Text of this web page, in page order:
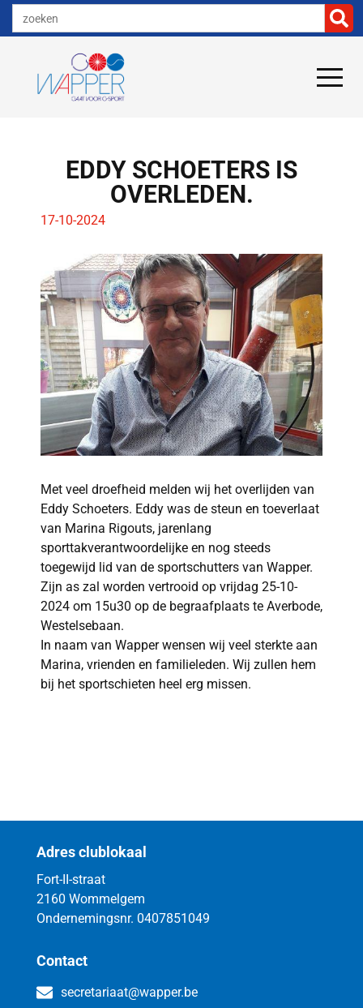
EDDY SCHOETERS IS
OVERLEDEN.
17-10-2024
Met veel droefheid melden wij het overlijden van
Eddy Schoeters. Eddy was de steun en toeverlaat
van Marina Rigouts, jarenlang
sporttakverantwoordelijke en nog steeds
toegewijd lid van de sportschutters van Wapper.
Zijn as zal worden vertrooid op vrijdag 25-10-
2024 om 15u30 op de begraafplaats te Averbode,
Westelsebaan.
In naam van Wapper wensen wij veel sterkte aan
Marina, vrienden en familieleden. Wij zullen hem
bij het sportschieten heel erg missen.
Adres clublokaal
Fort-II-straat
2160 Wommelgem
Ondernemingsnr. 0407851049
Contact
secretariaat@wapper.be